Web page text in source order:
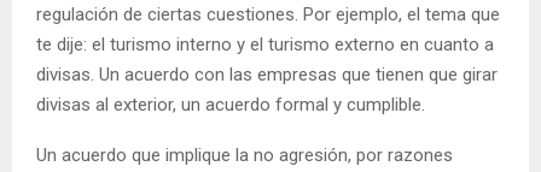
regulación de ciertas cuestiones. Por ejemplo, el tema que
te dije: el turismo interno y el turismo externo en cuanto a
divisas. Un acuerdo con las empresas que tienen que girar
divisas al exterior, un acuerdo formal y cumplible.
Un acuerdo que implique la no agresión, por razones